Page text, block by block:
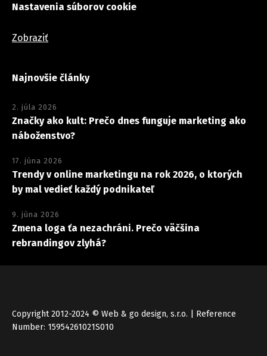
Nastavenia súborov cookie
Zobraziť
Najnovšie články
2. júla 2026
Značky ako kult: Prečo dnes funguje marketing ako
náboženstvo?
17. júna 2026
Trendy v online marketingu na rok 2026, o ktorých
by mal vedieť každý podnikateľ
9. júna 2026
Zmena loga ťa nezachráni. Prečo väčšina
rebrandingov zlyhá?
Copyright 2012-2024 © Web & go design, s.r.o. | Reference
Number: 15954261021S010